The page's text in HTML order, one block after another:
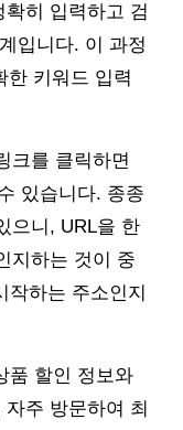
확히 입력하고 검
입니다. 이 과정
한 키워드 입력
크를 클릭하면
있습니다. 종종
으니, URL을 한
지하는 것이 중
작하는 주소인지
품 할인 정보와
주 방문하여 최